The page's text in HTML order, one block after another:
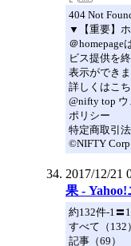
404 Not
▼【重要】
＠homepage
ビス提供を
表示ができま
詳しくはこ
@nifty top
ポリシー
特定商取引
©NIFTY Corp
2017/12/21
果 -
約132件-1〓
すべて（132）
記事（69）